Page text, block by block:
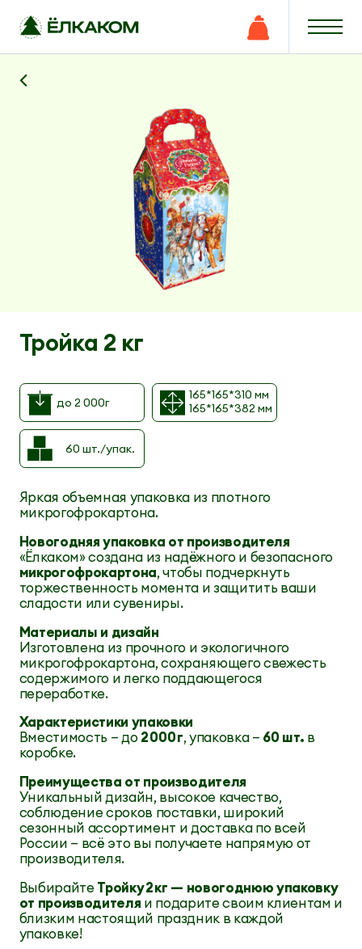
Тройка 2 кг
до 2 000г
165*165*310 мм
165*165*382 мм
60 шт./упак.
Яркая объемная упаковка из плотного
микрогофрокартона.
Новогодняя упаковка от производителя
«Ёлкаком» создана из надёжного и безопасного
микрогофрокартона, чтобы подчеркнуть
торжественность момента и защитить ваши
сладости или сувениры.
Материалы и дизайн
Изготовлена из прочного и экологичного
микрогофрокартона, сохраняющего свежесть
содержимого и легко поддающегося
переработке.
Характеристики упаковки
Вместимость — до2 000 г, упаковка — 60 шт. в
коробке.
Преимущества от производителя
Уникальный дизайн, высокое качество,
соблюдение сроков поставки, широкий
сезонный ассортимент и доставка по всей
России — всё это вы получаете напрямую от
производителя.
ВыбирайтеТройку 2 кг — новогоднюю упаковку
от производителя и подарите своим клиентам и
близким настоящий праздник в каждой
упаковке!